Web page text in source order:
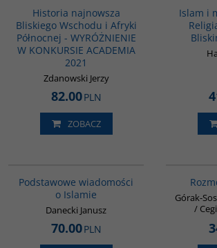
Historia najnowsza
Bliskiego Wschodu i Afryki
Północnej - WYRÓŻNIENIE
W KONKURSIE ACADEMIA
2021
Zdanowski Jerzy
82.00PLN
ZOBACZ
Islam i
Podstawowe wiadomości
o Islamie
Danecki Janusz
70.00PLN
Górak-
/